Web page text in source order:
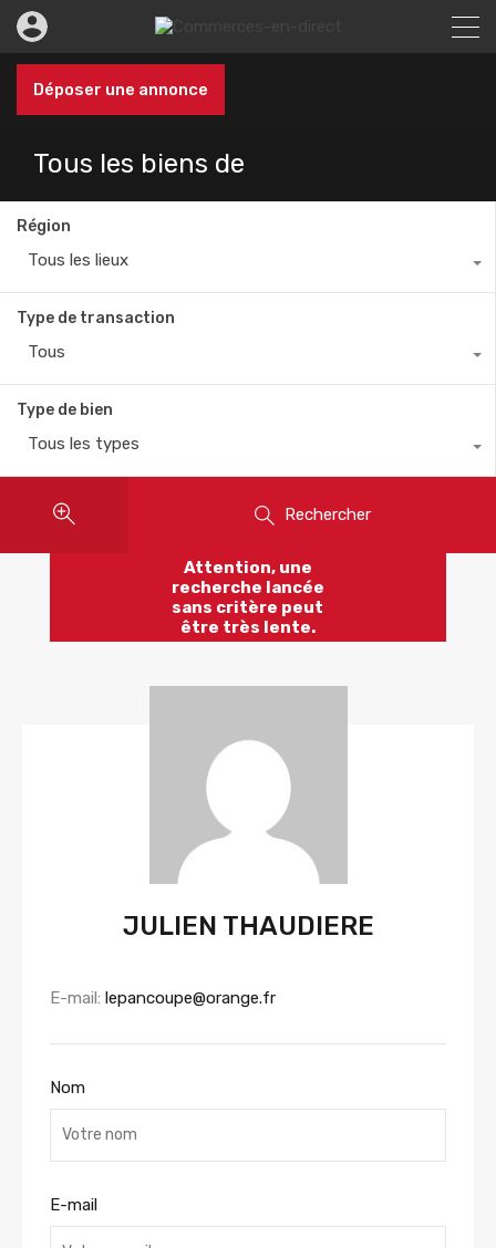
Déposer une annonce
Tous les biens de
Région
Tous les lieux
Type de transaction
Tous
Type de bien
Tous les types
Rechercher
Attention, une
recherche lancée
sans critère peut
être très lente.
JULIEN THAUDIERE
E-mail: lepancoupe@orange.fr
Nom
E-mail